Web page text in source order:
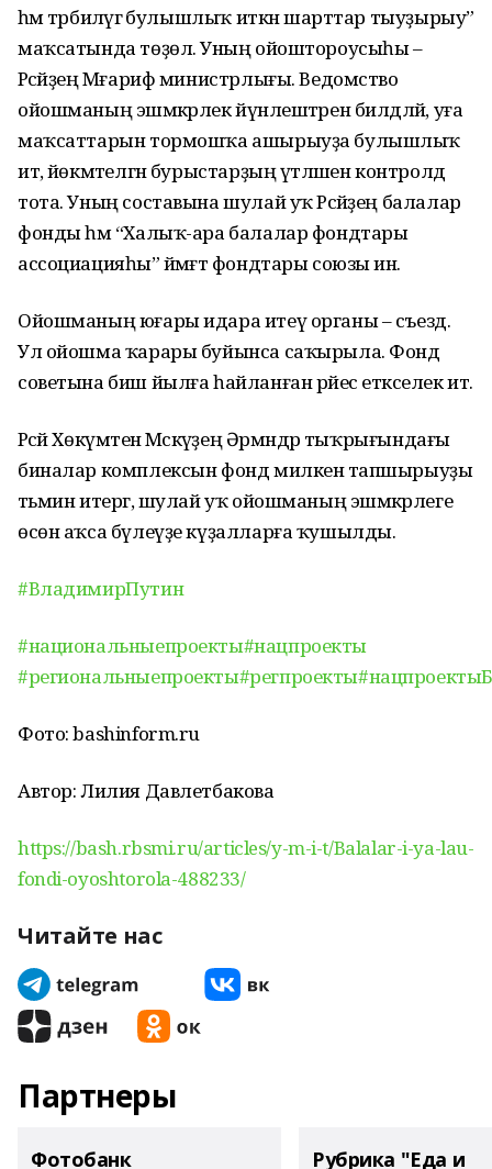
һәм тәрбиәләүгә булышлыҡ иткән шарттар тыуҙырыу”
маҡсатында төҙөлә. Уның ойоштороусыһы –
Рәсәйҙең Мәғариф министрлығы. Ведомство
ойошманың эшмәкәрлек йүнәлештәрен билдәләй, уға
маҡсаттарын тормошҡа ашырыуҙа булышлыҡ
итә, йөкмәтелгән бурыстарҙың үтәләшен контролдә
тота. Уның составына шулай уҡ Рәсәйҙең балалар
фонды һәм “Халыҡ-ара балалар фондтары
ассоциацияһы” йәмәғәт фондтары союзы инә.
Ойошманың юғары идара итеү органы – съезд.
Ул ойошма ҡарары буйынса саҡырыла. Фонд
советына биш йылға һайланған рәйес етәкселек итә.
Рәсәй Хөкүмәтенә Мәскәүҙең Әрмәндәр тыҡрығындағы
биналар комплексын фонд милкенә тапшырыуҙы
тәьмин итергә, шулай уҡ ойошманың эшмәкәрлеге
өсөн аҡса бүлеүҙе күҙалларға ҡушылды.
#ВладимирПутин
#национальныепроекты#нацпроекты
#региональныепроекты#регпроекты
Фото: bashinform.ru
Автор: Лилия Давлетбакова
https://bash.rbsmi.ru/articles/y-m-i-t/Balalar-i-ya-lau-
fondi-oyoshtorola-488233/
Читайте нас
Партнеры
Фотобанк Рубрика "Еда и